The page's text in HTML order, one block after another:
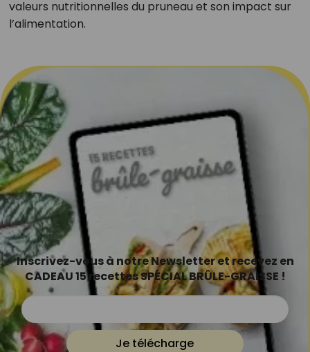
valeurs nutritionnelles du pruneau et son impact sur
l’alimentation.
Inscrivez-vous à notre Newsletter et recevez en
CADEAU 15 recettes SPÉCIAL BRÛLE-GRAISSE !
Je télécharge